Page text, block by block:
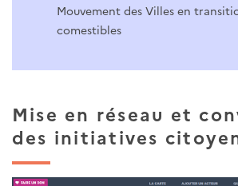
Mouvement des Villes en
comestibles
Mise en réseau et
des initiatives